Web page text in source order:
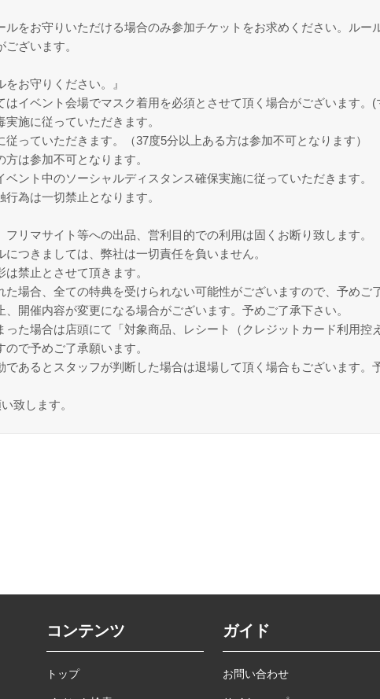
をお守りいただける場合のみ参加チケットをお求めください。ルー
ざいます。
お守りください。』
はイベント会場でマスク着用を必須とさせて頂く場合がございます。(
施に従っていただきます。
っていただきます。（37度5分以上ある方は参加不可となります）
は参加不可となります。
ベント中のソーシャルディスタンス確保実施に従っていただきます。
為は一切禁止となります。
フリマサイト等への出品、営利目的での利用は固くお断り致します。
つきましては、弊社は一切責任を負いません。
禁止とさせて頂きます。
た場合、全ての特典を受けられない可能性がございますので、予めご
、開催内容が変更になる場合がございます。予めご了承下さい。
った場合は店頭にて「対象商品、レシート（クレジットカード利用控
で予めご了承願います。
であるとスタッフが判断した場合は退場して頂く場合もございます。
致します。
コンテンツ
トップ
ガイド
お問い合わせ